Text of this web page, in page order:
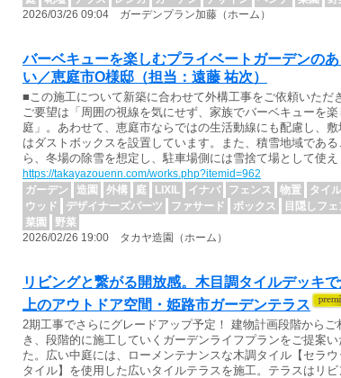
2026/03/26 09:04 ガーデンプラン加藤（ホーム）
バーベキューを楽しむプライベートガーデンのあ
い／恵庭市O様邸（担当：遠藤 祐次）
■この施工について新築に合わせて外構工事をご依頼いただ
ご要望は「周囲の視線を気にせず、家族でバーベキューを楽
庭」。あわせて、恵庭市ならではの生活動線にも配慮し、敷
はダストボックスを設置しています。また、積雪地域であ
ら、冬場の除雪を想定し、駐車場側には雪捨て場として使え
https://takayazouenn.com/works.php?itemid=962
ガーデン
造園 外構 庭 LIXIL イナバ フェンス 物置 タイル
ウッド
デザイナーズパーツ ファサード ボックス 目隠しフェ
菜園
野菜
2026/02/26 19:00 タカヤ造園（ホーム）
リビングと繋がる開放感。木目調タイルデッキ
上のアウトドア空間・姫路市ガーデンテラス
2期工事でさらにグレードアップ予定！ 建物計画段階からご
き、段階的に施工していくガーデンライフプランをご提案い
た。広い中庭には、ローメンテナンスな木調タイル【セラウ
タイル】を使用した広いタイルテラスを施工。テラスはリビ